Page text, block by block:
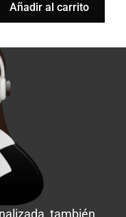
Añadir al carrito
también